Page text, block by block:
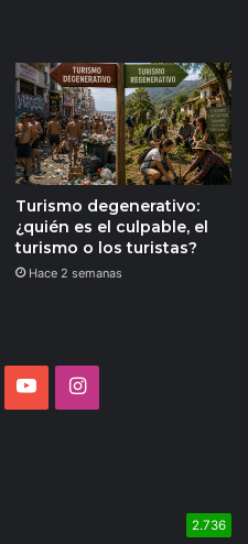
Turismo degenerativo:
¿quién es el culpable, el
turismo o los turistas?
Hace 2 semanas
YouTubeInstagram
2.736